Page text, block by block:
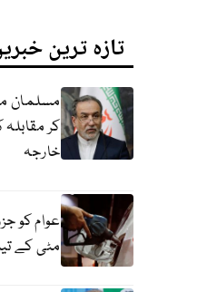
تازہ ترین
مسلمان
کر مقابلہ
خارجہ
عوام کو
مٹی کے